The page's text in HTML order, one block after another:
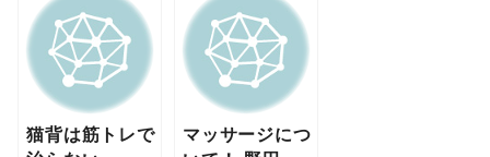
猫背は筋トレで
マッサージにつ